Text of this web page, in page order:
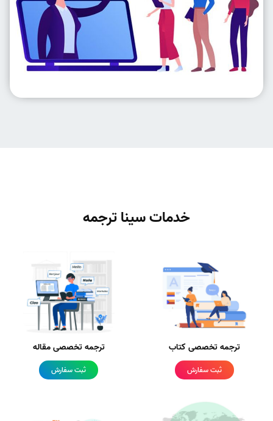
خدمات سینا ترجمه
ترجمه تخصصی کتاب
ثبت سفارش
ترجمه تخصصی مقاله
ثبت سفارش